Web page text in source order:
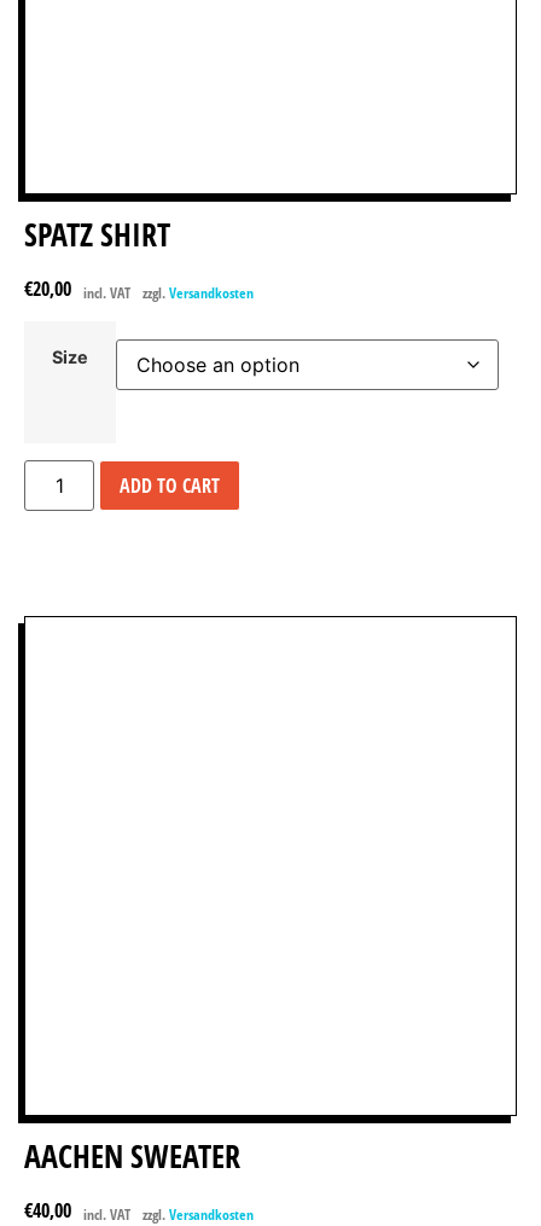
SPATZ SHIRT
€20,00 incl. VAT zzgl. Versandkosten
Size
ADD TO CART
AACHEN SWEATER
€40,00 incl. VAT zzgl. Versandkosten